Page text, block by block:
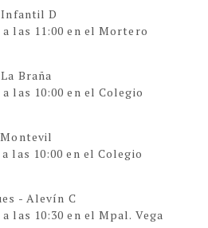
Infantil D
a las 11:00 en el Mortero
Braña
a las 10:00 en el Colegio
las 10:00 en el Colegio
- Alevín C
a las 10:30 en el Mpal. Vega